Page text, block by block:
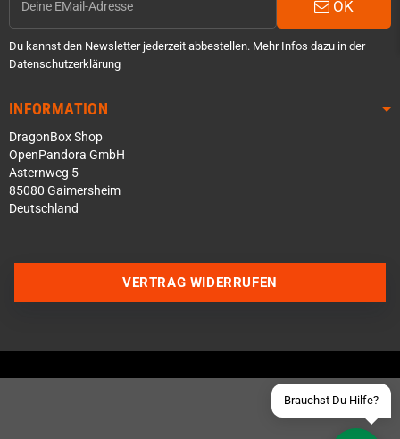
OK
Du kannst den Newsletter jederzeit abbestellen. Mehr Infos dazu in der
Datenschutzerklärung
INFORMATION
DragonBox Shop
OpenPandora GmbH
Asternweg 5
85080 Gaimersheim
Deutschland
Brauchst Du Hilfe?
Schick uns eine eMail
VERTRAG WIDERRUFEN